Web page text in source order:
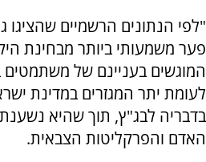
"לפי הנתונים הרשמיים שהציגו
פער משמעותי ביותר מבחינת
המוגשים בעניינם של משתמטים
לעומת יתר המגזרים במדינת
בדבריה לבג"ץ, תוך שהיא
האדם והפרקליטות הצבאית.